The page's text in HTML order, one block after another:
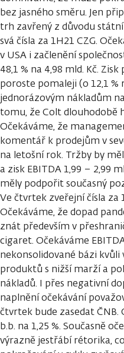
bez jasného směru. Jen
trh zavřený z důvodu
svá čísla za 1H21 CZG.
v USA i začlenění
48,1 % na 4,98 mld. Kč.
poroste pomaleji (o 12,1 %
jednorázovým nákladům
tomu, že Colt dlouhodobě
Očekáváme, že
komentář k prodejům v
na letošní rok. Tržby by
a zisk EBITDA 1,99 – 2,99
měly podpořit současný
Ve čtvrtek zveřejní čísla za
Očekáváme, že dopad
znát především v
cigaret. Očekáváme
nekonsolidované bázi
produktů s nižší marží a
nákladů. I přes negativní
naplnění očekávání
čtvrtek bude zasedat ČNB.
b.b. na 1,25 %. Současně
výrazně jestřábí rétorika,